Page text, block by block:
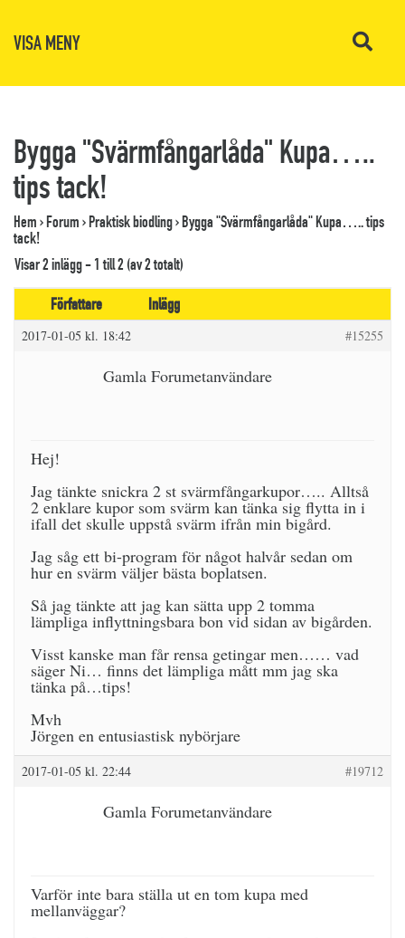
VISA MENY
Bygga "Svärmfångarlåda" Kupa…..
tips tack!
Hem›Forum›Praktisk biodling›Bygga "Svärmfångarlåda" Kupa….. tips
tack!
Visar 2 inlägg - 1 till 2 (av 2 totalt)
Författare
Inlägg
2017-01-05 kl. 18:42 #15255
Gamla Forumetanvändare
Hej!
Jag tänkte snickra 2 st svärmfångarkupor….. Alltså
2 enklare kupor som svärm kan tänka sig flytta in i
ifall det skulle uppstå svärm ifrån min bigård.
Jag såg ett bi-program för något halvår sedan om
hur en svärm väljer bästa boplatsen.
Så jag tänkte att jag kan sätta upp 2 tomma
lämpliga inflyttningsbara bon vid sidan av bigården.
Visst kanske man får rensa getingar men…… vad
säger Ni… finns det lämpliga mått mm jag ska
tänka på…tips!
Mvh
Jörgen en entusiastisk nybörjare
2017-01-05 kl. 22:44 #19712
Gamla Forumetanvändare
Varför inte bara ställa ut en tom kupa med
mellanväggar?